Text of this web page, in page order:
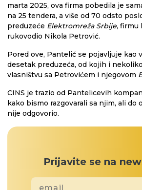
marta 2025, ova firma pobedila je
na 25 tendera, a više od 70 odsto
preduzeće Elektromreža Srbije, firmu
rukovodio Nikola Petrović.
Pored ove, Pantelić se pojavljuje kao
desetak preduzeća, od kojih i
vlasništvu sa Petrovićem i njegovom
CINS je trazio od Pantelicevih
kako bismo razgovarali sa njim, ali do
nije odgovorio.
Prijavite se na